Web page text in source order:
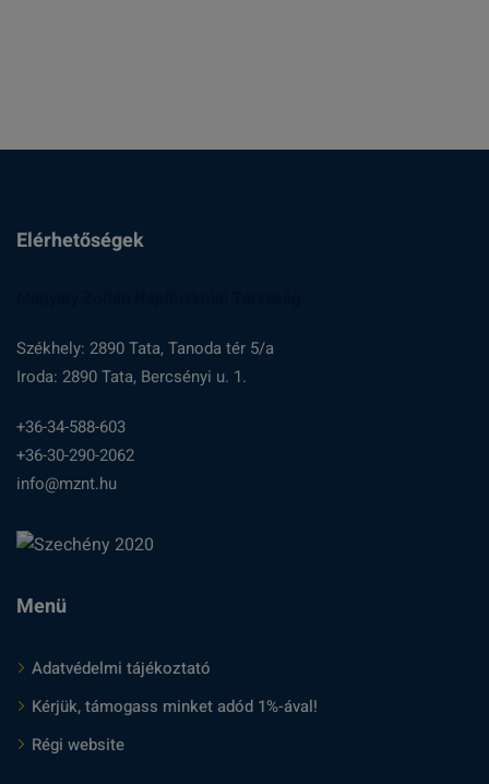
Elérhetőségek
Székhely: 2890 Tata, Tanoda tér 5/a
Iroda: 2890 Tata, Bercsényi u. 1.
+36-34-588-603
+36-30-290-2062
info@mznt.hu
Menü
Adatvédelmi tájékoztató
Kérjük, támogass minket adód 1%-ával!
Régi website